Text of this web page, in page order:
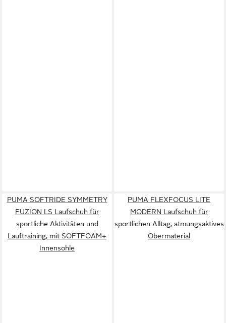
PUMA SOFTRIDE SYMMETRY
FUZION LS Laufschuh für
sportliche Aktivitäten und
Lauftraining, mit SOFTFOAM+
Innensohle
PUMA FLEXFOCUS LITE
MODERN Laufschuh für
sportlichen Alltag, atmungsaktives
Obermaterial